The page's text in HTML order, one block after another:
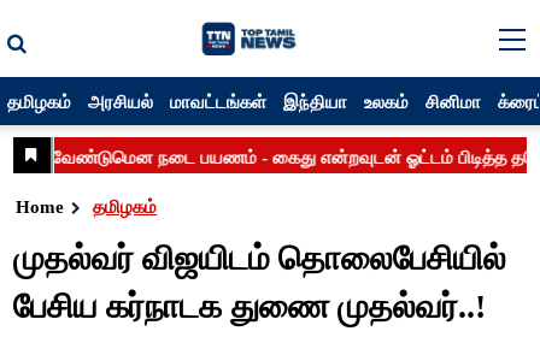
தமிழகம் அரசியல் மாவட்டங்கள் இந்தியா உலகம் சினிமா
Home தமிழகம்
முதல்வர் விஜயிடம் தொலைபேசியில்
பேசிய கர்நாடக துணை முதல்வர்..!